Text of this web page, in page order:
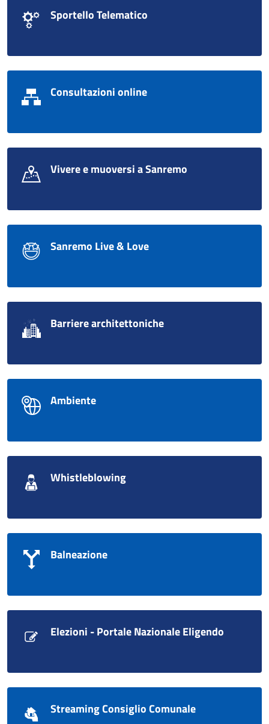
Sportello Telematico
Consultazioni online
Vivere e muoversi a Sanremo
Sanremo Live & Love
Barriere architettoniche
Ambiente
Whistleblowing
Balneazione
Elezioni - Portale Nazionale Eligendo
Streaming Consiglio Comunale